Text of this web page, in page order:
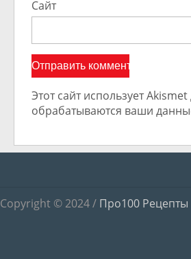
Сайт
Этот сайт использует
обрабатываются ваши
Copyright © 2024 / Про100 Рецепты